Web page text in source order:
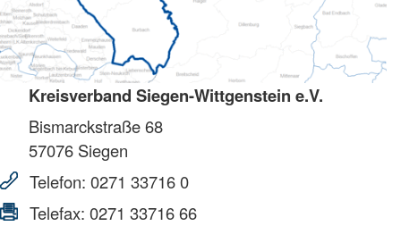
Kreisverband Siegen-Wittgenstein e.V.
Bismarckstraße 68
57076 Siegen
Telefon: 0271 33716 0
Telefax: 0271 33716 66